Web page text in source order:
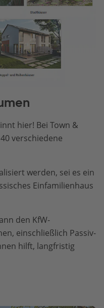
hier! Bei Town &
verschiedene
werden, sei es ein
Einfamilienhaus
den KfW-
einschließlich Passiv-
hilft, langfristig